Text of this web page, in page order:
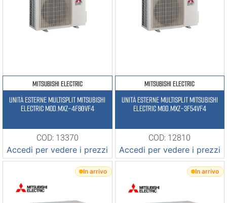
MITSUBISHI ELECTRIC
UNITÀ ESTERNE MULTISPLIT MITSUBISHI
ELECTRIC MOD.MXZ-4F80VF4
COD: 13370
Accedi per vedere i prezzi
MITSUBISHI ELECTRIC
UNITÀ ESTERNE MULTISPLIT MITSUBISHI
ELECTRIC MOD.MXZ-3F54VF4
COD: 12810
Accedi per vedere i prezzi
In arrivo In arrivo